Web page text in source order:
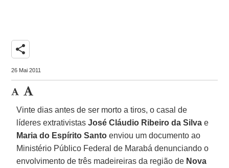
share
26 Mai 2011
Vinte dias antes de ser morto a tiros, o casal de
líderes extrativistasJosé Cláudio Ribeiro da Silva e
Maria do Espírito Santo enviou um documento ao
Ministério Público Federal de Marabá denunciando o
envolvimento de três madeireiras da região de Nova